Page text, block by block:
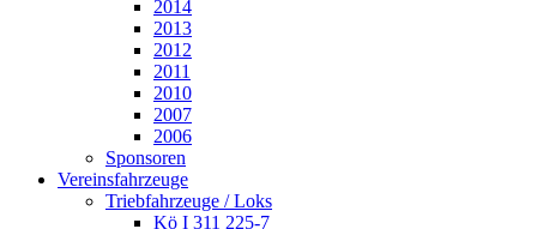
2014
2013
2012
2011
2010
2007
2006
Sponsoren
Vereinsfahrzeuge
Triebfahrzeuge / Loks
Kö I 311 225-7